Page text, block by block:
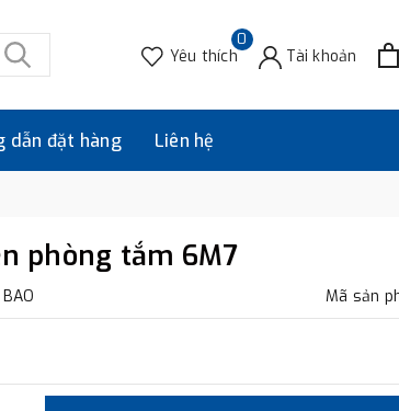
0
Yêu thích Tài khoản
dẫn đặt hàng Liên hệ
phòng tắm 6M7
Mã sản